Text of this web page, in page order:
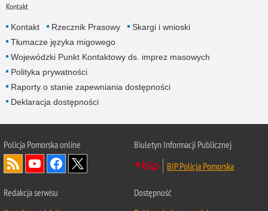
Kontakt
Kontakt Rzecznik Prasowy
Skargi i wnioski
Tłumacze języka migowego
Wojewódzki Punkt Kontaktowy ds. imprez masowych
Polityka prywatności
Raporty o stanie zapewniania dostępności
Deklaracja dostępności
Policja Pomorska online
Biuletyn Informacji Publicznej
BIP Policja Pomorska
Redakcja serwisu
Dostępność